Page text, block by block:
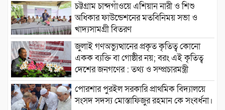
চট্টগ্রাম চান্দগাঁওয়ে এশিয়ান নারী ও শিশু
অধিকার ফাউন্ডেশনের মতবিনিময় সভা ও
খাদ্যসামগ্রী বিতরণ
জুলাই গণঅভ্যুত্থানের প্রকৃত কৃতিত্ব কোনো
একক ব্যক্তি বা গোষ্ঠীর নয়; বরং এই কৃতিত্ব
দেশের জনগণের : তথ্য ও সম্প্রচারমন্ত্রী
পোরশার পুরইল সরকারি প্রাথমিক বিদ্যালয়ে
সংসদ সদস্য মোস্তাফিজুর রহমান কে সংবর্ধনা।